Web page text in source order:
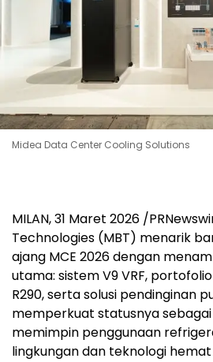
Midea Data Center Cooling Solutions
MILAN,31 Maret 2026 /
Technologies (MBT) menarik
ajang MCE 2026 dengan
utama: sistem V9 VRF,
R290, serta solusi pendinginan
memperkuat statusnya
memimpin penggunaan
lingkungan dan teknologi